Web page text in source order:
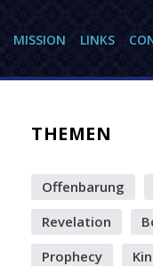
MISSION LINKS
THEMEN
Offenbarung
Revelation
Prophecy